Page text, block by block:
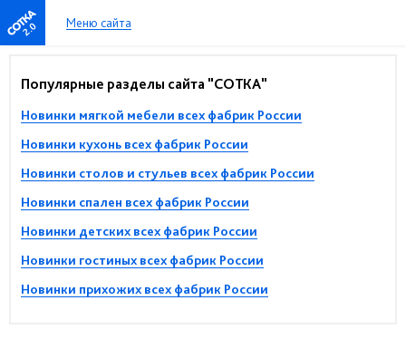
2.0 Меню сайта
Популярные разделы сайта "СОТКА"
Новинки мягкой мебели всех фабрик России
Новинки кухонь всех фабрик России
Новинки столов и стульев всех фабрик России
Новинки спален всех фабрик России
Новинки детских всех фабрик России
Новинки гостиных всех фабрик России
Новинки прихожих всех фабрик России